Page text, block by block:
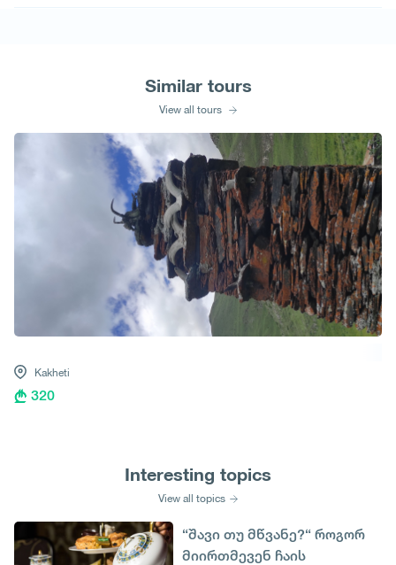
Similar tours
View all tours
Kakheti
320
Interesting topics
View all topics
“შავი თუ მწვანე?“ როგორ
მიირთმევენ ჩაის